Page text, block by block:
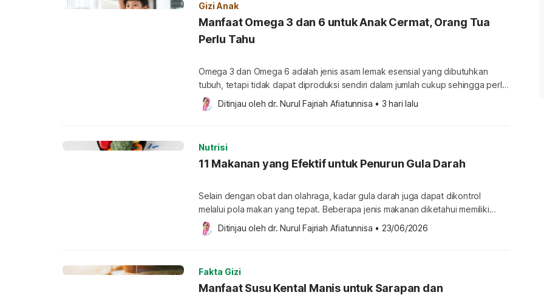
Gizi Anak
Manfaat Omega 3 dan 6 untuk Anak Cermat, Orang Tua
Perlu Tahu
Omega 3 dan Omega 6 adalah jenis asam lemak esensial yang dibutuhkan
tubuh, tetapi tidak dapat diproduksi sendiri dalam jumlah cukup sehingga perlu
diperoleh dari makanan dan minuman. Pada anak usia 2–12 tahun, asupan gizi
seimbang, termasuk Omega 3 dan Omega 6, berperan penting dalam
mendukung tumbuh kembang, fungsi otak, energi, serta kesiapan anak untuk
Ditinjau oleh dr. Nurul Fajriah Afiatunnisa • 3 hari lalu
Nutrisi
11 Makanan yang Efektif untuk Penurun Gula Darah
Selain dengan obat dan olahraga, kadar gula darah juga dapat dikontrol
melalui pola makan yang tepat. Beberapa jenis makanan diketahui memiliki
indeks glikemik rendah, tinggi serat, serta mengandung senyawa yang
membantu meningkatkan sensitivitas insulin. Makanan penurun gula darah
Sebenarnya tidak ada makanan yang langsung menurunkan gula darah ketika
jenis […]
Ditinjau oleh dr. Nurul Fajriah Afiatunnisa • 23/06/2026
Fakta Gizi
Manfaat Susu Kental Manis untuk Sarapan dan